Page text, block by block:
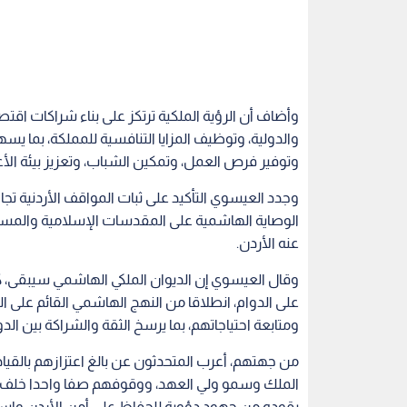
وأضاف أن الرؤية الملكية ترتكز على بناء شراكات
والدولية، وتوظيف المزايا التنافسية للمملكة، بما
وتوفير فرص العمل، وتمكين الشباب، وتعزيز بيئة
وجدد العيسوي التأكيد على ثبات المواقف الأردنية
الوصاية الهاشمية على المقدسات الإسلامية
عنه الأردن.
وقال العيسوي إن الديوان الملكي الهاشمي سيبقى،
على الدوام، انطلاقا من النهج الهاشمي القائم على
ومتابعة احتياجاتهم، بما يرسخ الثقة والشراكة بين
من جهتهم، أعرب المتحدثون عن بالغ اعتزازهم
الملك وسمو ولي العهد، ووقوفهم صفا واحدا خلف